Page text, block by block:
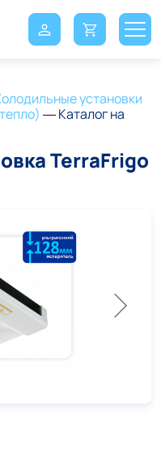
установки
—Каталог на
TerraFrigo